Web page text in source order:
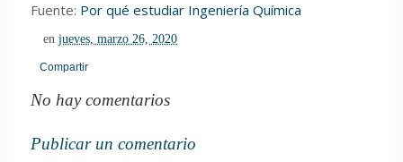
Fuente: Por qué estudiar Ingeniería Química
enjueves, marzo 26, 2020
Compartir
No hay comentarios
Publicar un comentario